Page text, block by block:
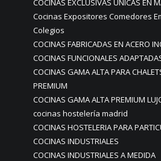
COCINAS EXCLUSIVAS ÚNICAS EN
Cocinas Expositores Comedores
Colegios
COCINAS FABRICADAS EN ACERO
COCINAS FUNCIONALES
COCINAS GAMA ALTA PARA
PREMIUM
COCINAS GAMA ALTA PREMIUM
cocinas hostelería madrid
COCINAS HOSTELERIA PARA
COCINAS INDUSTRIALES
COCINAS INDUSTRIALES A MEDIDA